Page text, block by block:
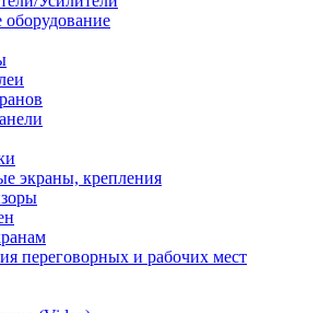
экраны, крепления
переговорных и рабочих мест